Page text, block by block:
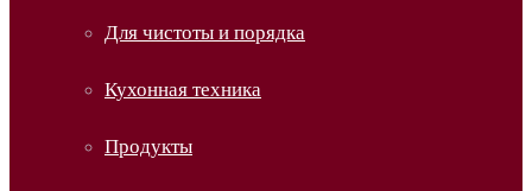
Для чистоты и порядка
Кухонная техника
Продукты